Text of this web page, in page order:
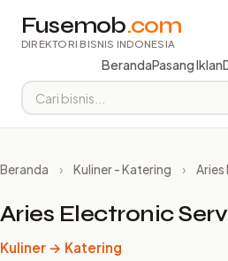
Fusemob.com
DIREKTORI BISNIS INDONESIA
BerandaPasang Iklan
Beranda › Kuliner - Katering › Aries
Aries Electronic
Kuliner → Katering